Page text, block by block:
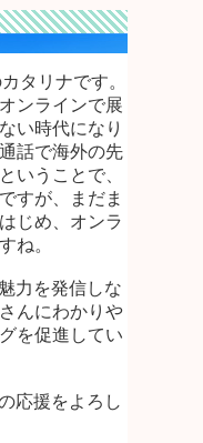
タリナです。
ンラインで展
い時代になり
話で海外の先
いうことで、
すが、まだま
じめ、オンラ
ね。
力を発信しな
んにわかりや
を促進してい
応援をよろし